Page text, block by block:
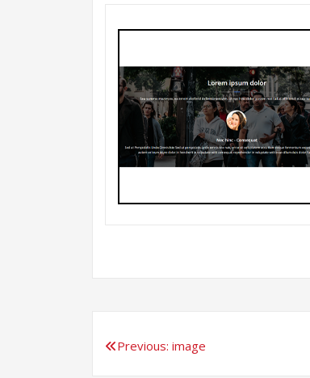
Beitragsnavigation
Previous: image